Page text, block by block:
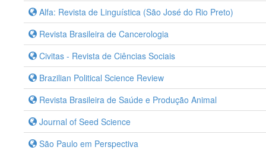
Alfa: Revista de Linguística (São José do Rio Preto)
Revista Brasileira de Cancerologia
Civitas - Revista de Ciências Sociais
Brazilian Political Science Review
Revista Brasileira de Saúde e Produção Animal
Journal of Seed Science
São Paulo em Perspectiva